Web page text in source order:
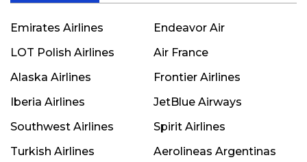
Emirates Airlines
Endeavor Air
LOT Polish Airlines
Air France
Alaska Airlines
Frontier Airlines
Iberia Airlines
JetBlue Airways
Southwest Airlines
Spirit Airlines
Turkish Airlines
Aerolineas Argentinas